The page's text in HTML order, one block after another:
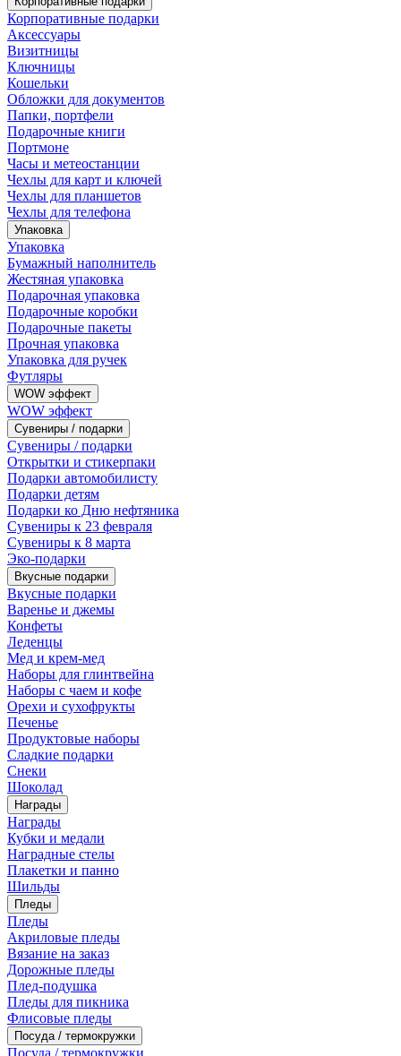
Корпоративные подарки
Аксессуары
Визитницы
Ключницы
Кошельки
Обложки для документов
Папки, портфели
Подарочные книги
Портмоне
Часы и метеостанции
Чехлы для карт и ключей
Чехлы для планшетов
Чехлы для телефона
Упаковка
Упаковка
Бумажный наполнитель
Жестяная упаковка
Подарочная упаковка
Подарочные коробки
Подарочные пакеты
Прочная упаковка
Упаковка для ручек
Футляры
WOW эффект
WOW эффект
Сувениры / подарки
Сувениры / подарки
Открытки и стикерпаки
Подарки автомобилисту
Подарки детям
Подарки ко Дню нефтяника
Сувениры к 23 февраля
Сувениры к 8 марта
Эко-подарки
Вкусные подарки
Вкусные подарки
Варенье и джемы
Конфеты
Леденцы
Мед и крем-мед
Наборы для глинтвейна
Наборы с чаем и кофе
Орехи и сухофрукты
Печенье
Продуктовые наборы
Сладкие подарки
Снеки
Шоколад
Награды
Награды
Кубки и медали
Наградные стелы
Плакетки и панно
Шильды
Пледы
Пледы
Акриловые пледы
Вязание на заказ
Дорожные пледы
Плед-подушка
Пледы для пикника
Флисовые пледы
Посуда / термокружки
Посуда / термокружки